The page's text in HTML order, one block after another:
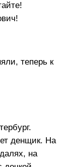
теперь к
денщик. На
на